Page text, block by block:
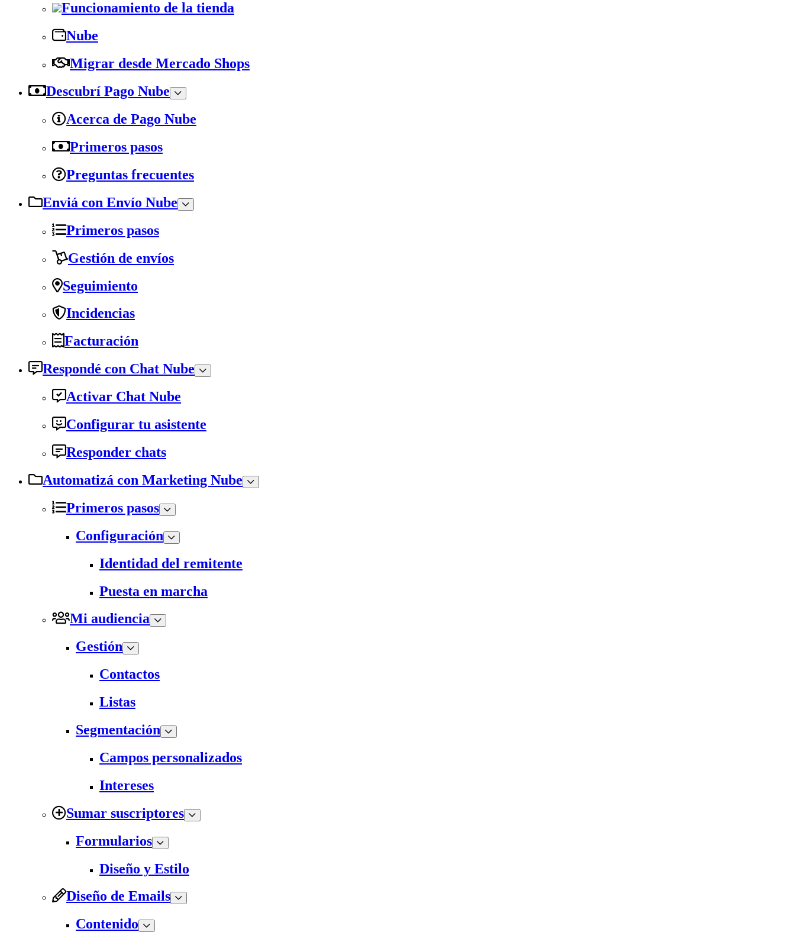
Funcionamiento de la tienda
Nube
Migrar desde Mercado Shops
Descubrí Pago Nube
Acerca de Pago Nube
Primeros pasos
Preguntas frecuentes
Enviá con Envío Nube
Primeros pasos
Gestión de envíos
Seguimiento
Incidencias
Facturación
Respondé con Chat Nube
Activar Chat Nube
Configurar tu asistente
Responder chats
Automatizá con Marketing Nube
Primeros pasos
Configuración
Identidad del remitente
Puesta en marcha
Mi audiencia
Gestión
Contactos
Listas
Segmentación
Campos personalizados
Intereses
Sumar suscriptores
Formularios
Diseño y Estilo
Diseño de Emails
Contenido